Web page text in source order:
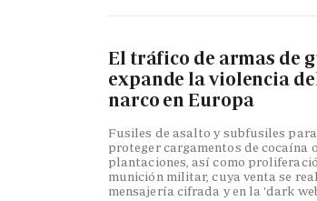
El tráfico de armas de
expande la violencia
narco en Europa
Fusiles de asalto y subfusiles para
proteger cargamentos de cocaína o
plantaciones, así como
munición militar, cuya venta se
mensajería cifrada y en la 'dark